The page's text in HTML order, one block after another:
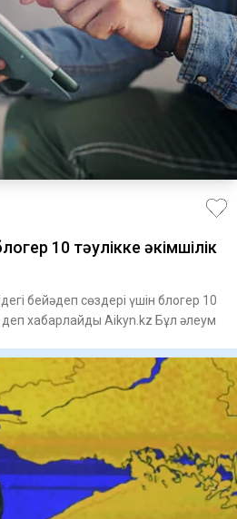
10 тәулікке әкімшілік
бейәдеп сөздері үшін блогер 10
хабарлайды Aikyn.kz Бұл әлеум